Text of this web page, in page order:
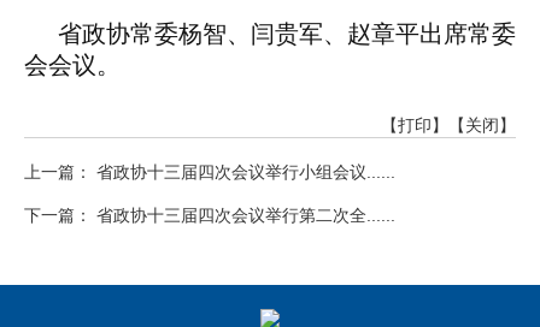
省政协常委杨智、闫贵军、赵章平出席常委
会会议。
【打印】 【关闭】
上一篇： 省政协十三届四次会议举行小组会议......
下一篇： 省政协十三届四次会议举行第二次全......